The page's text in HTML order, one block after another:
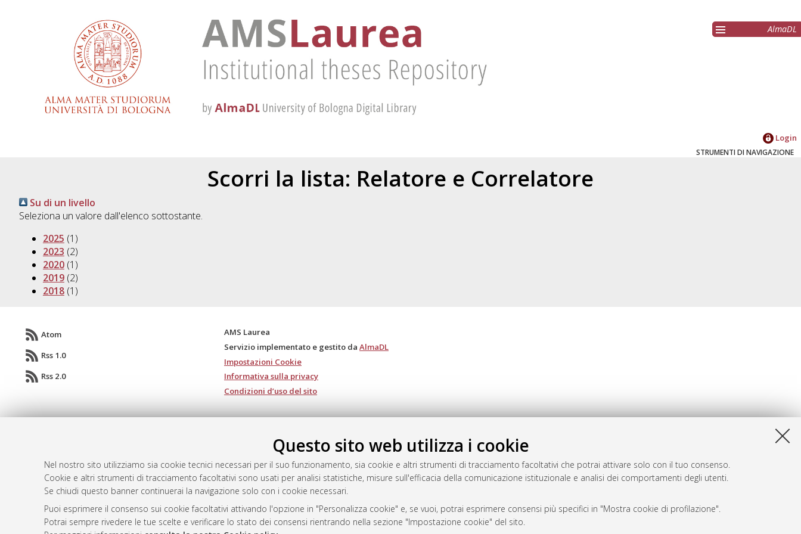
Questo sito web utilizza i cookie
Nel nostro sito utilizziamo sia cookie tecnici necessari per il suo funzionamento, sia cookie e altri strumenti di tracciamento facoltativi che potrai attivare solo con il tuo consenso.
Cookie e altri strumenti di tracciamento facoltativi sono usati per analisi statistiche, misure sull'efficacia della comunicazione istituzionale e analisi dei comportamenti degli utenti.
Se chiudi questo banner continuerai la navigazione solo con i cookie necessari.
Puoi esprimere il consenso sui cookie facoltativi attivando l'opzione in "Personalizza cookie" e, se vuoi, potrai esprimere consensi più specifici in "Mostra cookie di profilazione".
Potrai sempre rivedere le tue scelte e verificare lo stato dei consensi rientrando nella sezione "Impostazione cookie" del sito.
AlmaDL
Login
STRUMENTI DI NAVIGAZIONE
Scorri la lista: Relatore e Correlatore
Su di un livello
Seleziona un valore dall'elenco sottostante.
2025 (1)
2023 (2)
2020(1)
2019(2)
2018(1)
Atom
Rss 1.0
Rss 2.0
AMS Laurea
Servizio implementato e gestito da AlmaDL
Impostazioni Cookie
Informativa sulla privacy
Condizioni d’uso del sito
© ALMA MATER STUDIORUM - Università di Bologna, 2007-2026.